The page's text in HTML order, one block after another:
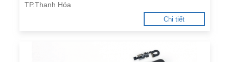
TP.Thanh Hóa
Chi tiết